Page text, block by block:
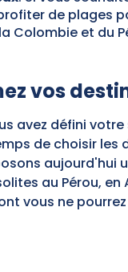
de plages
Colombie et du
vos
avez défini
de choisir les
aujourd'hui
au Pérou, en
vous ne